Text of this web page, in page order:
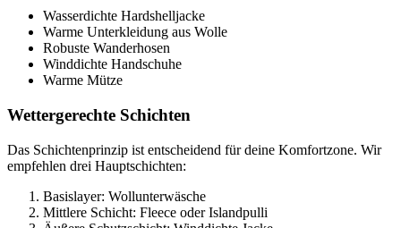
Wasserdichte Hardshelljacke
Warme Unterkleidung aus Wolle
Robuste Wanderhosen
Winddichte Handschuhe
Warme Mütze
Wettergerechte Schichten
Das Schichtenprinzip ist entscheidend für deine Komfortzone. Wir
empfehlen drei Hauptschichten:
Basislayer: Wollunterwäsche
Mittlere Schicht: Fleece oder Islandpulli